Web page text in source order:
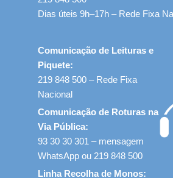
Dias úteis 9h–17h – Rede Fixa
Comunicação de Leituras e
Piquete:
219 848 500 – Rede Fixa
Nacional
Comunicação de Roturas na
Via Pública:
93 30 30 301 – mensagem
WhatsApp ou 219 848 500
Linha Recolha de Monos: